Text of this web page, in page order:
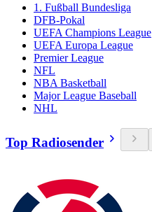
1. Fußball Bundesliga
DFB-Pokal
UEFA Champions League
UEFA Europa League
Premier League
NFL
NBA Basketball
Major League Baseball
NHL
Top Radiosender